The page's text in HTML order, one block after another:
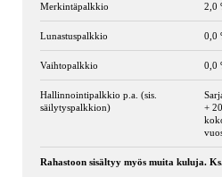
Merkintäpalkkio 2,0
Lunastuspalkkio 0,0
Vaihtopalkkio 0,0
Hallinnointipalkkio p.a. (sis.
säilytyspalkkion)
+
Rahastoon sisältyy myös muita kuluja.